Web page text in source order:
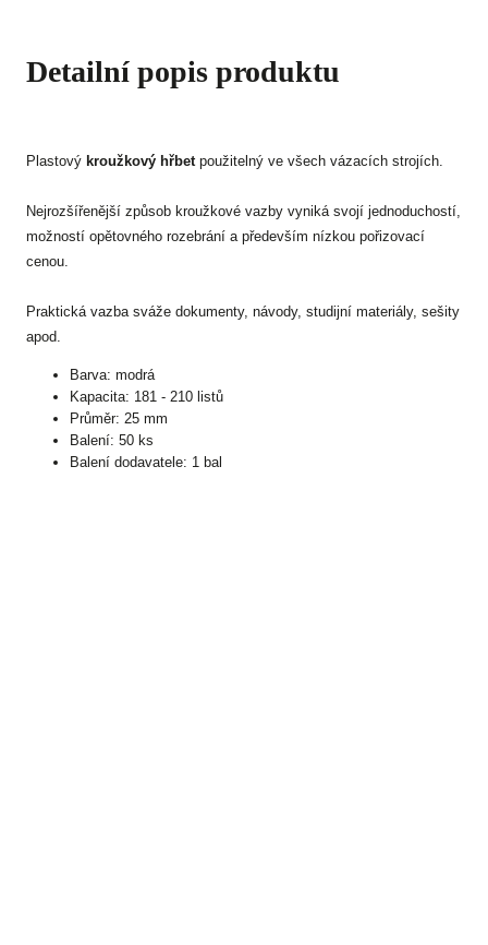
Detailní popis produktu
Plastový kroužkový hřbet použitelný ve všech vázacích strojích.
Nejrozšířenější způsob kroužkové vazby vyniká svojí jednoduchostí,
možností opětovného rozebrání a především nízkou pořizovací
cenou.
Praktická vazba sváže dokumenty, návody, studijní materiály, sešity
apod.
Barva: modrá
Kapacita: 181 - 210 listů
Průměr: 25 mm
Balení: 50 ks
Balení dodavatele: 1 bal